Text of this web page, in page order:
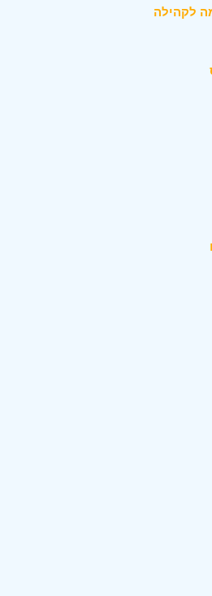
לקהילה